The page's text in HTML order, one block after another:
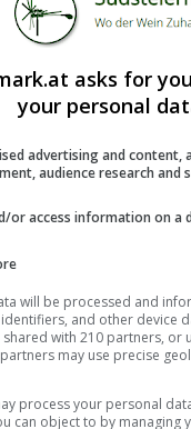
asks for
your personal
advertising and content,
audience research and
or access information on a
will be processed and
and other device
shared with 210 partners, or
may use precise
process your personal
can object to by managing